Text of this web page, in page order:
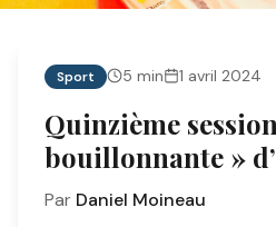
Sport 5 min 1 avril 2024
Quinzième
bouillonnante »
Par Daniel Moineau